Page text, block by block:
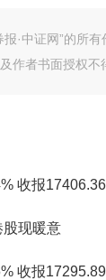
·中证网”的所
作者书面授权不
收报
股现暖意
收报